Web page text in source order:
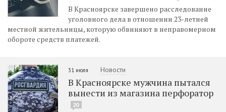
В Красноярске завершено расследование
уголовного дела в отношении 23-летней
местной жительницы, которую обвиняют в неправомерном
обороте средств платежей.
31 июля Новости
В Красноярске мужчина пытался
вынести из магазина перфоратор
20